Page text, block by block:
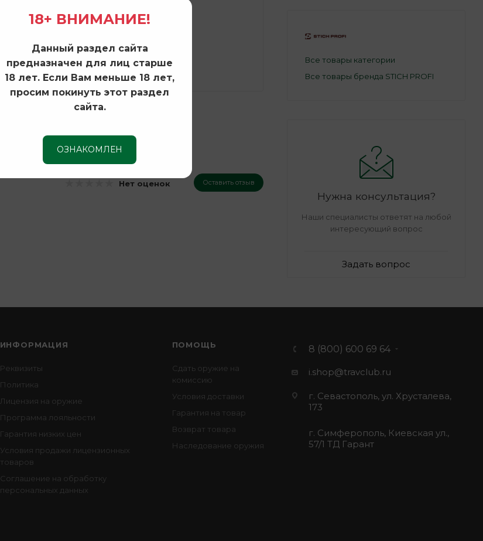
Нет оценок Оставить отзыв
Все товары категории
Все товары бренда STICH PROFI
Нужна консультация?
Наши специалисты ответят на любой
интересующий вопрос
Задать вопрос
ИНФОРМАЦИЯ
Реквизиты
Политика
Лицензия на оружие
Программа лояльности
Гарантия низких цен
Условия продажи лицензионных
товаров
Соглашение на обработку
персональных данных
ПОМОЩЬ
Сдать оружие на
комиссию
Условия доставки
Гарантия на товар
Возврат товара
Наследование оружия
8 (800) 600 69 64
i.shop@travclub.ru
г. Севастополь, ул. Хрусталева,
173
г. Симферополь, Киевская ул.,
57/1 ТД Гарант
18+ ВНИМАНИЕ!
Данный раздел сайта
предназначен для лиц старше
18 лет. Если Вам меньше 18 лет,
просим покинуть этот раздел
сайта.
ОЗНАКОМЛЕН